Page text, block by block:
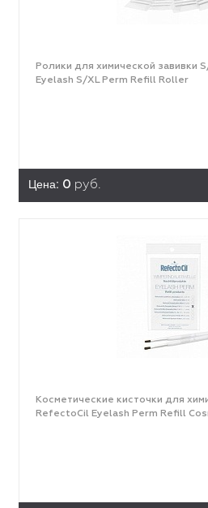
Ролики для химической завивки
Eyelash S/XL Perm Refill Roller
Цена: 0 руб.
Косметические кисточки для
RefectoCil Eyelash Perm Refill